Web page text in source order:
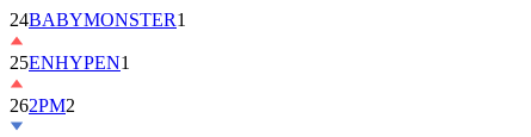
25ENHYPEN1
262PM2
27ILLIT